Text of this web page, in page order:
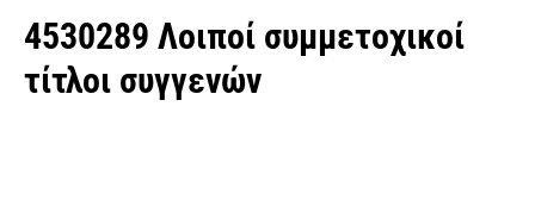
4530289 Λοιποί συμμετοχικοί
τίτλοι συγγενών